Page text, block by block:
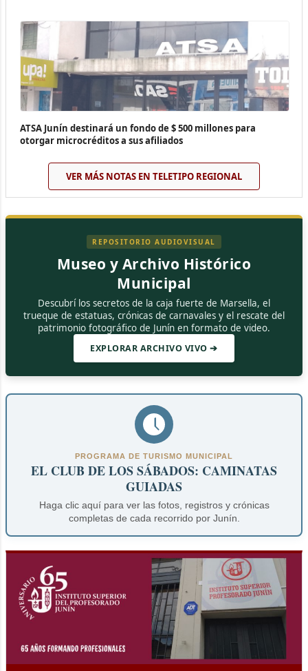
ATSA Junín destinará un fondo de $ 500 millones para
otorgar microcréditos a sus afiliados
VER MÁS NOTAS EN TELETIPO REGIONAL
REPOSITORIO AUDIOVISUAL
Museo y Archivo Histórico
Municipal
Descubrí los secretos de la caja fuerte de Marsella, el
trueque de estatuas, crónicas de carnavales y el rescate del
patrimonio fotográfico de Junín en formato de video.
EXPLORAR ARCHIVO VIVO ➔
PROGRAMA DE TURISMO MUNICIPAL
EL CLUB DE LOS SÁBADOS: CAMINATAS
GUIADAS
Haga clic aquí para ver las fotos, registros y crónicas
completas de cada recorrido por Junín.